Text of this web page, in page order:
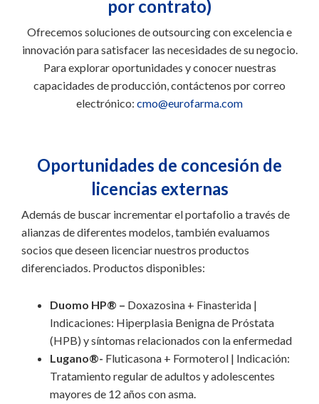
por contrato)
Ofrecemos soluciones de outsourcing con excelencia e
innovación para satisfacer las necesidades de su negocio.
Para explorar oportunidades y conocer nuestras
capacidades de producción, contáctenos por correo
electrónico: cmo@eurofarma.com
Oportunidades de concesión de
licencias externas
Además de buscar incrementar el portafolio a través de
alianzas de diferentes modelos, también evaluamos
socios que deseen licenciar nuestros productos
diferenciados. Productos disponibles:
Duomo HP® – Doxazosina + Finasterida |
Indicaciones: Hiperplasia Benigna de Próstata
(HPB) y síntomas relacionados con la enfermedad
Lugano®- Fluticasona + Formoterol | Indicación:
Tratamiento regular de adultos y adolescentes
mayores de 12 años con asma.